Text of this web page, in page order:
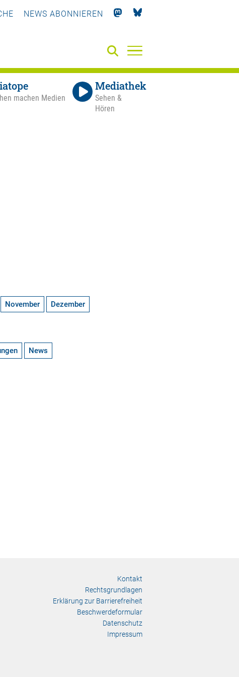
NEWS ABONNIEREN
machen Medien
Mediathek
Sehen &
Hören
November Dezember
News
Kontakt
Rechtsgrundlagen
Erklärung zur Barrierefreiheit
Beschwerdeformular
Datenschutz
Impressum